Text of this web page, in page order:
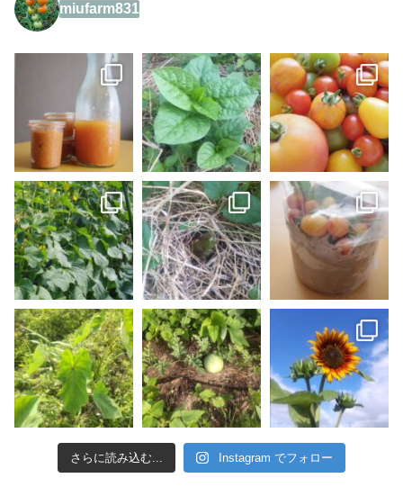
miufarm831
さらに読み込む... Instagram でフォロー